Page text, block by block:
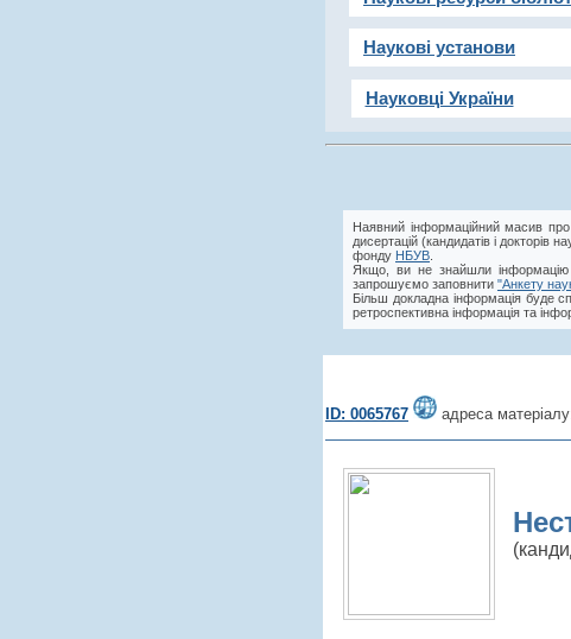
Наукові установи
Науковці України
Наявний інформаційний масив про
дисертацій (кандидатів і
фонду НБУВ
Якщо, ви не знайшли інформацію
запрошуємо заповнити "Анкету
Більш докладна інформація буде
ретроспективна інформація та
ID: 0065767 адреса